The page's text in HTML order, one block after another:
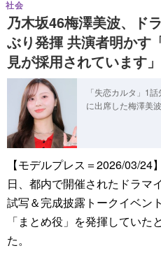
乃木坂46梅澤美波、ド
ぶり発揮 共演者明かす
見が採用されています」
社会
「失恋カルタ」1
に出席した梅澤美
【モデルプレス＝2026/03/
日、都内で開催されたドラマ
試写＆完成披露トークイベン
「まとめ役」を発揮してい
た。